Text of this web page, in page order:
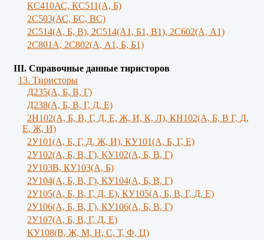
КС410АС, КС511(А, Б)
2С503(АС, БС, ВС)
2С514(А, Б, В), 2С514(А1, Б1, В1), 2С602(А, А1)
2С801А, 2С802(А, А1, Б, Б1)
III. Справочные данные тиристоров
13. Тиристоры
Д235(А, Б, В, Г)
Д238(А, Б, В, Г, Д, Е)
2Н102(А, Б, В, Г, Д, Е, Ж, И, К, Л), КН102(А, Б, В Г, Д,
Е, Ж, И)
2У101(А, Б, Г, Д, Ж, И), КУ101(А, Б, Г, Е)
2У102(А, Б, В, Г), КУ102(А, Б, В, Г)
2У103В, КУ103(А, Б)
2У104(А, Б, В, Г), КУ104(А, Б, В, Г)
2У105(А, Б, В, Г, Д, Е), КУ105(А, Б, В, Г, Д, Е)
2У106(А, Б, В, Г), КУ106(А, Б, В, Г)
2У107(А, Б, В, Г, Д, Е)
КУ108(В, Ж, М, Н, С, Т, Ф, Ц)